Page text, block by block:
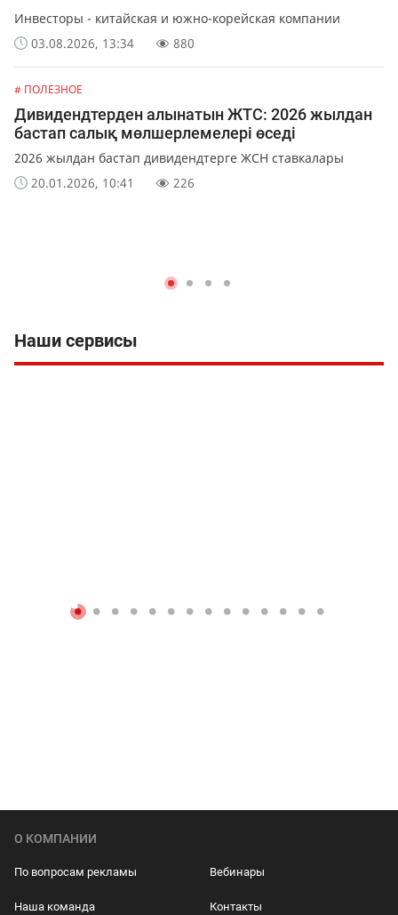
Инвесторы - китайская и южно-корейская компании
03.08.2026, 13:34
880
# ПОЛЕЗНОЕ
Дивидендтерден алынатын ЖТС: 2026 жылдан
бастап салық мөлшерлемелері өседі
2026 жылдан бастап дивидендтерге ЖСН ставкалары
20.01.2026, 10:41
226
Наши сервисы
О КОМПАНИИ
По вопросам рекламы Вебинары
Наша команда Контакты